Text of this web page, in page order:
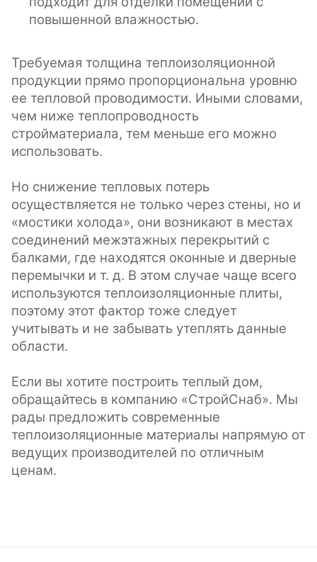
повышенной влажностью.
Требуемая толщина теплоизоляционной
продукции прямо пропорциональна уровню
ее тепловой проводимости. Иными словами,
чем ниже теплопроводность
стройматериала, тем меньше его можно
использовать.
Но снижение тепловых потерь
осуществляется не только через стены, но и
«мостики холода», они возникают в местах
соединений межэтажных перекрытий с
балками, где находятся оконные и дверные
перемычки и т. д. В этом случае чаще всего
используются теплоизоляционные плиты,
поэтому этот фактор тоже следует
учитывать и не забывать утеплять данные
области.
Если вы хотите построить теплый дом,
обращайтесь в компанию «СтройСнаб». Мы
рады предложить современные
теплоизоляционные материалы напрямую от
ведущих производителей по отличным
ценам.